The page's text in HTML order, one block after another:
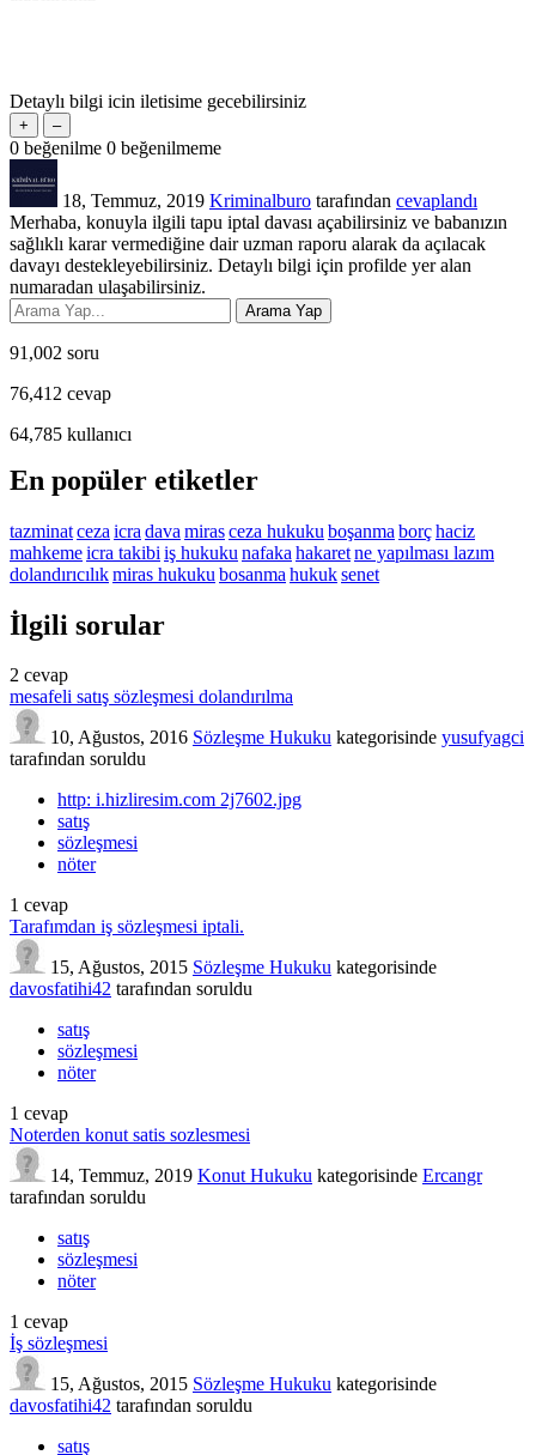
Detaylı bilgi icin iletisime gecebilirsiniz
0 beğenilme 0 beğenilmeme
18, Temmuz, 2019 Kriminalburo tarafından cevaplandı
Merhaba, konuyla ilgili tapu iptal davası açabilirsiniz ve babanızın
sağlıklı karar vermediğine dair uzman raporu alarak da açılacak
davayı destekleyebilirsiniz. Detaylı bilgi için profilde yer alan
numaradan ulaşabilirsiniz.
91,002 soru
76,412 cevap
64,785 kullanıcı
En popüler etiketler
tazminatceza icra dava mirasceza hukuku boşanma borçhaciz
mahkemeicra takibi iş hukuku nafaka hakaretne yapılması lazım
dolandırıcılıkmiras hukuku bosanma hukuksenet
İlgili sorular
2 cevap
mesafeli satış sözleşmesi dolandırılma
10, Ağustos, 2016 Sözleşme Hukuku kategorisinde yusufyagci
tarafından soruldu
http: i.hizliresim.com 2j7602.jpg
satış
sözleşmesi
nöter
1 cevap
Tarafımdan iş sözleşmesi iptali.
15, Ağustos, 2015 Sözleşme Hukuku kategorisinde
davosfatihi42 tarafından soruldu
satış
sözleşmesi
nöter
1 cevap
Noterden konut satis sozlesmesi
14, Temmuz, 2019 Konut Hukuku kategorisinde Ercangr
tarafından soruldu
satış
sözleşmesi
nöter
1 cevap
İş sözleşmesi
15, Ağustos, 2015 Sözleşme Hukuku kategorisinde
davosfatihi42 tarafından soruldu
satış